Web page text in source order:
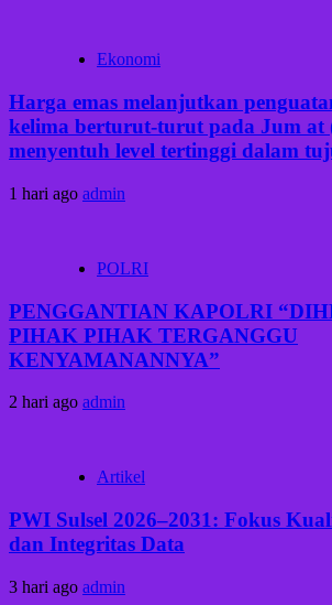
Ekonomi
Harga emas melanjutkan
kelima berturut-turut pada Jum at
menyentuh level tertinggi dalam
1 hari ago admin
POLRI
PENGGANTIAN KAPOLRI
PIHAK PIHAK TERGANGGU
KENYAMANANNYA”
2 hari ago admin
Artikel
PWI Sulsel 2026–2031: Fokus
dan Integritas Data
3 hari ago admin